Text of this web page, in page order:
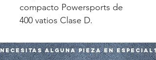
compacto Powersports de
400 vatios Clase D.
Necesitas alguna pieza en especial?